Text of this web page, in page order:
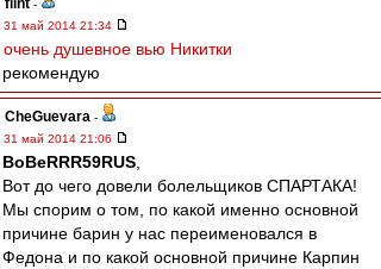
flint -
31 май 2014 21:34
очень душевное вью Никитки
рекомендую
CheGuevara -
31 май 2014 21:06
BoBeRRR59RUS
Вот до чего довели болельщиков СПАРТАКА!
Мы спорим о том, по какой именно основной
причине барин у нас переименовался в
Федона и по какой основной причине Карпин